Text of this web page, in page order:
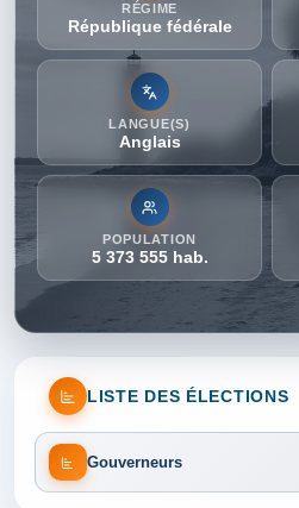
RÉGIME
République fédérale
LANGUE(S)
Anglais
POPULATION
5 373 555 hab.
LISTE DES ÉLECTIONS
Gouverneurs